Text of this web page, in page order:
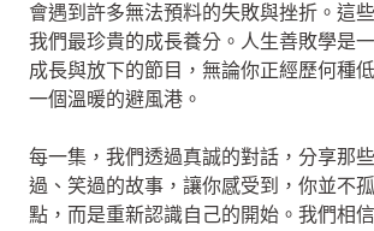
會遇到許多無法預料的失敗與挫折。這
我們最珍貴的成長養分。人生善敗學是
成長與放下的節目，無論你正經歷何種
一個溫暖的避風港。
每一集，我們透過真誠的對話，分享那
過、笑過的故事，讓你感受到，你並不
點，而是重新認識自己的開始。我們相